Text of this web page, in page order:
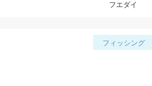
フエダイ
フィッシング